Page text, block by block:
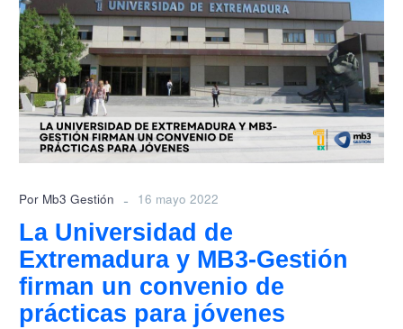
de
Extremadura
y
MB3-
Gestión
firman
un
convenio
de
para
jóvenes
Por Mb3 Gestión - 16 mayo 2022
La Universidad de
Extremadura y MB3-Gestión
firman un convenio de
prácticas para jóvenes